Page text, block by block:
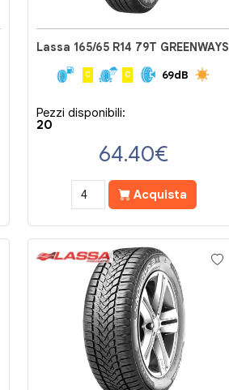
Lassa 165/65 R14 79T GREENWAYS
C C 69dB
Pezzi disponibili:
20
64.40€
Acquista